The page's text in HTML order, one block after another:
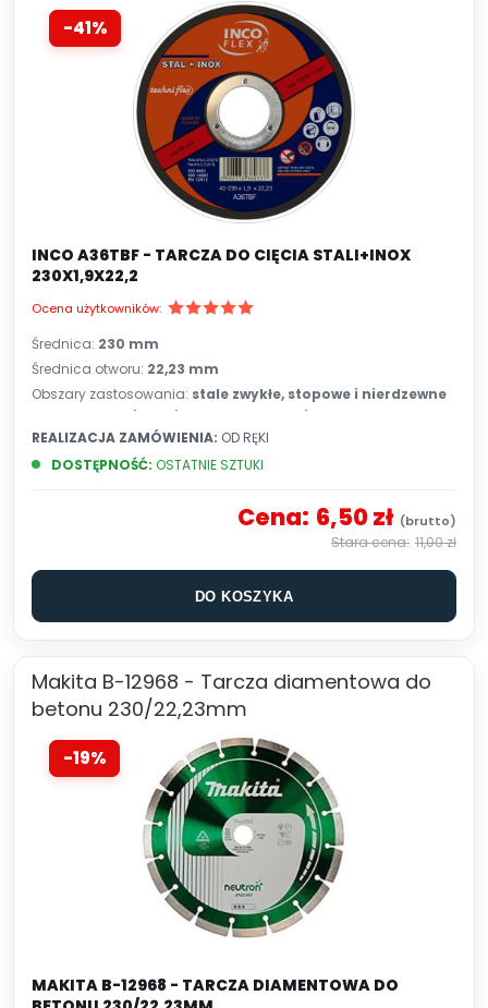
-41%
INCO A36TBF - TARCZA DO CIĘCIA STALI+INOX
230X1,9X22,2
Ocena użytkowników:
Średnica: 230 mm
Średnica otworu: 22,23 mm
Obszary zastosowania: stale zwykłe, stopowe i nierdzewne
charakteryzujące się małym przekrojem
DOSTĘPNOŚĆ: OSTATNIE SZTUKI
REALIZACJA ZAMÓWIENIA: OD RĘKI
Cena: 6,50 zł
11,00 zł
DO KOSZYKA
Makita B-12968 - Tarcza diamentowa do
betonu 230/22,23mm
-19%
MAKITA B-12968 - TARCZA DIAMENTOWA DO